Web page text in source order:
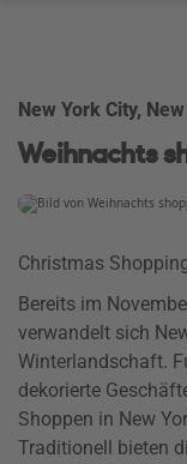
New York City,
Weihnachts
Christmas
Bereits im
verwandelt sich
Winterlandschaft.
dekorierte
Shoppen in New
Traditionell bieten